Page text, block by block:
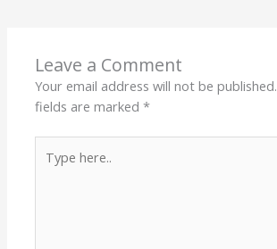
Leave a Comment
Your email address will not be published.
fields are marked*
here..